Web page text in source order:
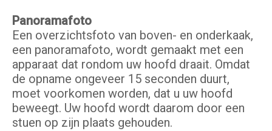
Panoramafoto
Een overzichtsfoto van boven- en onderkaak,
een panoramafoto, wordt gemaakt met een
apparaat dat rondom uw hoofd draait. Omdat
de opname ongeveer 15 seconden duurt,
moet voorkomen worden, dat u uw hoofd
beweegt. Uw hoofd wordt daarom door een
stuen op zijn plaats gehouden.